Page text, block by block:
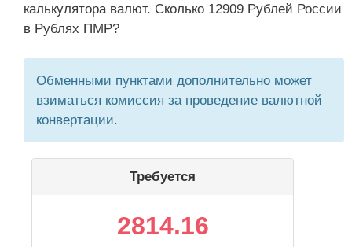
калькулятора валют. Сколько 12909 Рублей России
в Рублях ПМР?
Обменными пунктами дополнительно может
взиматься комиссия за проведение валютной
конвертации.
Требуется
2814.16